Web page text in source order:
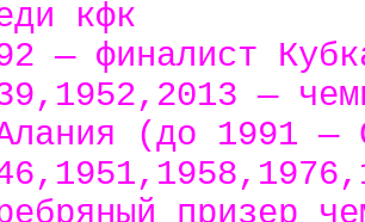
кфк
— финалист
—
(до 1991 —